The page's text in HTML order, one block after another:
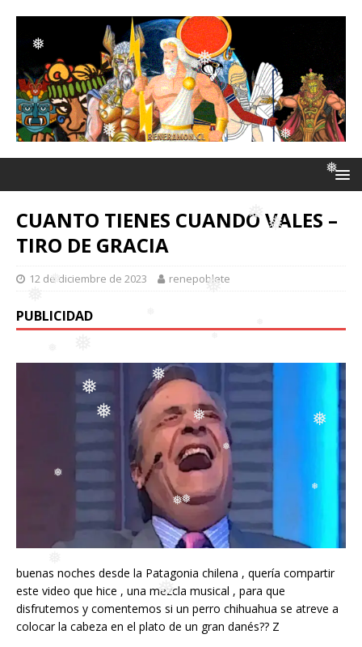
❅
❅
❅
❅ ❅
❅
❅
❅
❅
❅
❅
❅
❅
❅
❅
❅
❅
❅
❅
CUANTO TIENES CUANDO VALES –
TIRO DE GRACIA
12 de diciembre de 2023 renepoblete
PUBLICIDAD
buenas noches desde la Patagonia chilena , quería compartir
este video que hice , una mezcla musical , para que
disfrutemos y comentemos si un perro chihuahua se atreve a
colocar la cabeza en el plato de un gran danés?? Z